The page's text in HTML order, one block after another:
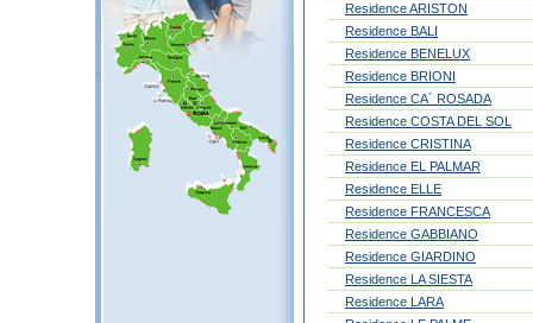
Residence ARISTON
Residence BALI
Residence BENELUX
Residence BRIONI
Residence CA´ ROSADA
Residence COSTA DEL SOL
Residence CRISTINA
Residence EL PALMAR
Residence ELLE
Residence FRANCESCA
Residence GABBIANO
Residence GIARDINO
Residence LA SIESTA
Residence LARA